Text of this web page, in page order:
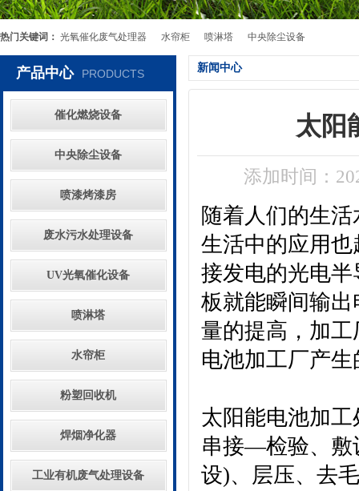
热门关键词： 光氧催化废气处理器 水帘柜 喷淋塔 中央除尘设备
产品中心 PRODUCTS
催化燃烧设备
中央除尘设备
喷漆烤漆房
废水污水处理设备
UV光氧催化设备
喷淋塔
水帘柜
粉塑回收机
焊烟净化器
工业有机废气处理设备
新闻中心
太阳
添加时间：
随着人们的生
生活中的应用
接发电的光电
板就能瞬间输
量的提高，加
电池加工厂产
太阳能电池加
串接—检验、敷
设)、层压、去